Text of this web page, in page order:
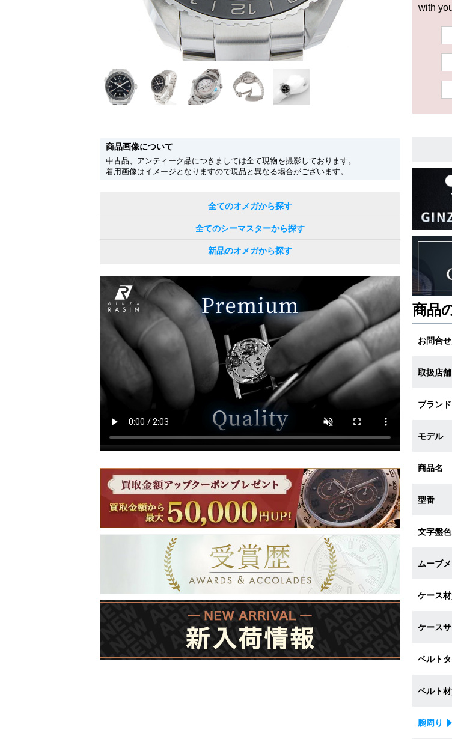
with
商品画像について
中古品、アンティーク品につきましては全て現物を撮影しております。
着用画像はイメージとなりますので現品と異なる場合がございます。
全てのオメガから探す
全てのシーマスターから探す
新品のオメガから探す
商品
お問合
取扱店舗
ブランド
モデル
商品名
型番
文字盤色
ムーブ
ケース
ケース
ベルト
ベルト
腕周り